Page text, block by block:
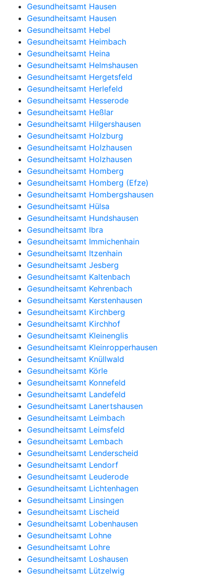
Gesundheitsamt Hausen
Gesundheitsamt Hausen
Gesundheitsamt Hebel
Gesundheitsamt Heimbach
Gesundheitsamt Heina
Gesundheitsamt Helmshausen
Gesundheitsamt Hergetsfeld
Gesundheitsamt Herlefeld
Gesundheitsamt Hesserode
Gesundheitsamt Heßlar
Gesundheitsamt Hilgershausen
Gesundheitsamt Holzburg
Gesundheitsamt Holzhausen
Gesundheitsamt Holzhausen
Gesundheitsamt Homberg
Gesundheitsamt Homberg (Efze)
Gesundheitsamt Hombergshausen
Gesundheitsamt Hülsa
Gesundheitsamt Hundshausen
Gesundheitsamt Ibra
Gesundheitsamt Immichenhain
Gesundheitsamt Itzenhain
Gesundheitsamt Jesberg
Gesundheitsamt Kaltenbach
Gesundheitsamt Kehrenbach
Gesundheitsamt Kerstenhausen
Gesundheitsamt Kirchberg
Gesundheitsamt Kirchhof
Gesundheitsamt Kleinenglis
Gesundheitsamt Kleinropperhausen
Gesundheitsamt Knüllwald
Gesundheitsamt Körle
Gesundheitsamt Konnefeld
Gesundheitsamt Landefeld
Gesundheitsamt Lanertshausen
Gesundheitsamt Leimbach
Gesundheitsamt Leimsfeld
Gesundheitsamt Lembach
Gesundheitsamt Lenderscheid
Gesundheitsamt Lendorf
Gesundheitsamt Leuderode
Gesundheitsamt Lichtenhagen
Gesundheitsamt Linsingen
Gesundheitsamt Lischeid
Gesundheitsamt Lobenhausen
Gesundheitsamt Lohne
Gesundheitsamt Lohre
Gesundheitsamt Loshausen
Gesundheitsamt Lützelwig